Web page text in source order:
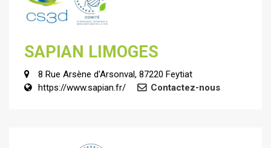
SAPIAN LIMOGES
8 Rue Arsène d'Arsonval, 87220 Feytiat
https://www.sapian.fr/
Contactez-nous